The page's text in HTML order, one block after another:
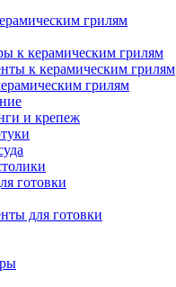
грилям
к керамическим грилям
к керамическим грилям
грилям
и крепеж
готовки
для готовки